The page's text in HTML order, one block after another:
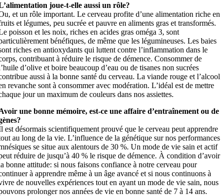
joue-t-elle aussi un rôle?
et un rôle important. Le cerveau profite d’une alimentation riche en
et légumes, peu sucrée et pauvre en aliments gras et transformés.
poisson et les noix, riches en acides gras oméga 3, sont
bénéfiques, de même que les légumineuses. Les baies
riches en antioxydants qui luttent contre l’inflammation dans le
contribuant à réduire le risque de démence. Consommer de
d’olive et boire beaucoup d’eau ou de tisanes non sucrées
aussi à la bonne santé du cerveau. La viande rouge et l’alcool
revanche sont à consommer avec modération. L’idéal est de mettre
jour un maximum de couleurs dans nos assiettes.
une bonne mémoire, est-ce une affaire d’entraînement ou de
est désormais scientifiquement prouvé que le cerveau peut apprendre
au long de la vie. L’influence de la génétique sur nos performances
se situe aux alentours de 30 %. Un mode de vie sain et actif
réduire de jusqu’à 40 % le risque de démence. À condition d’avoir
bonne attitude: si nous faisons confiance à notre cerveau pour
à apprendre même à un âge avancé et si nous continuons à
de nouvelles expériences tout en ayant un mode de vie sain, nous
prolonger nos années de vie en bonne santé de 7 à 14 ans.